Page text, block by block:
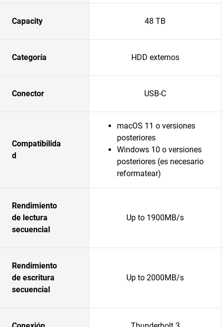
Capacity 48 TB
Categoría HDD externos
Conector USB-C
Compatibilida
d
macOS 11 o versiones
posteriores
Windows 10 o versiones
posteriores (es necesario
reformatear)
Rendimiento
de lectura
secuencial
Up to 1900MB/s
Rendimiento
de escritura
secuencial
Up to 2000MB/s